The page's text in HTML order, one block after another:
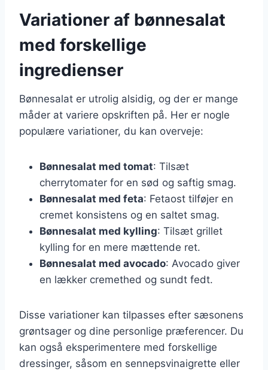
Variationer af bønnesalat
med forskellige
ingredienser
Bønnesalat er utrolig alsidig, og der er mange
måder at variere opskriften på. Her er nogle
populære variationer, du kan overveje:
Bønnesalat med tomat: Tilsæt
cherrytomater for en sød og saftig smag.
Bønnesalat med feta: Fetaost tilføjer en
cremet konsistens og en saltet smag.
Bønnesalat med kylling: Tilsæt grillet
kylling for en mere mættende ret.
Bønnesalat med avocado: Avocado giver
en lækker cremethed og sundt fedt.
Disse variationer kan tilpasses efter sæsonens
grøntsager og dine personlige præferencer. Du
kan også eksperimentere med forskellige
dressinger, såsom en sennepsvinaigrette eller